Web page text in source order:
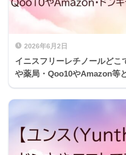
2026年6月2日
イニスフリーレチノールどこ
や薬局・Qoo10やAmazon等